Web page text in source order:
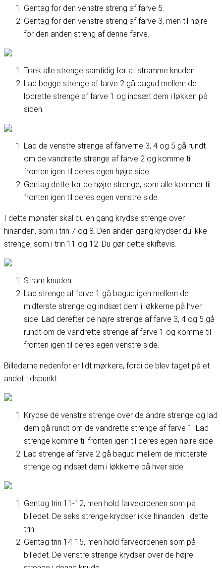
Gentag for den venstre streng af farve 5.
Gentag for den venstre streng af farve 3, men til højre
for den anden streng af denne farve.
Træk alle strenge samtidig for at stramme knuden.
Lad begge strenge af farve 2 gå bagud mellem de
lodrette strenge af farve 1 og indsæt dem i løkken på
siden.
Lad de venstre strenge af farverne 3, 4 og 5 gå rundt
om de vandrette strenge af farve 2 og komme til
fronten igen til deres egen højre side.
Gentag dette for de højre strenge, som alle kommer til
fronten igen til deres egen venstre side.
I dette mønster skal du en gang krydse strenge over
hinanden, som i trin 7 og 8. Den anden gang krydser du ikke
strenge, som i trin 11 og 12. Du gør dette skiftevis.
Stram knuden.
Lad strenge af farve 1 gå bagud igen mellem de
midterste strenge og indsæt dem i løkkerne på hver
side. Lad derefter de højre strenge af farve 3, 4 og 5 gå
rundt om de vandrette strenge af farve 1 og komme til
fronten igen til deres egen venstre side.
Billederne nedenfor er lidt mørkere, fordi de blev taget på et
andet tidspunkt.
Krydse de venstre strenge over de andre strenge og lad
dem gå rundt om de vandrette strenge af farve 1. Lad
strenge komme til fronten igen til deres egen højre side.
Lad strenge af farve 2 gå bagud mellem de midterste
strenge og indsæt dem i løkkerne på hver side.
Gentag trin 11-12, men hold farveordenen som på
billedet. De seks strenge krydser ikke hinanden i dette
trin.
Gentag trin 14-15, men hold farveordenen som på
billedet. De venstre strenge krydser over de højre